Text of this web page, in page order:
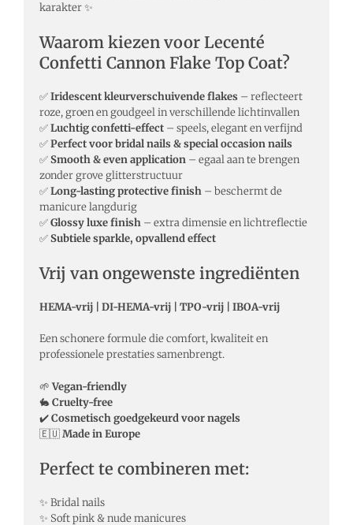
karakter ✨
Waarom kiezen voor Lecenté
Confetti Cannon Flake Top Coat?
✅Iridescent kleurverschuivende flakes – reflecteert
roze, groen en goudgeel in verschillende lichtinvallen
✅Luchtig confetti-effect – speels, elegant en verfijnd
✅Perfect voor bridal nails & special occasion nails
✅Smooth & even application – egaal aan te brengen
zonder grove glitterstructuur
✅Long-lasting protective finish – beschermt de
manicure langdurig
✅Glossy luxe finish – extra dimensie en lichtreflectie
✅Subtiele sparkle, opvallend effect
Vrij van ongewenste ingrediënten
HEMA-vrij | DI-HEMA-vrij | TPO-vrij | IBOA-vrij
Een schonere formule die comfort, kwaliteit en
professionele prestaties samenbrengt.
🌱Vegan-friendly
🐇Cruelty-free
✔️Cosmetisch goedgekeurd voor nagels
🇪🇺Made in Europe
Perfect te combineren met:
✨ Bridal nails
✨ Soft pink & nude manicures